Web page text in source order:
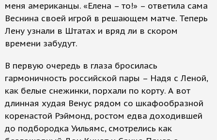
меня американцы. «Елена – то!» – ответила сама
Веснина своей игрой в решающем матче. Теперь
Лену узнали в Штатах и вряд ли в скором
времени забудут.
В первую очередь в глаза бросилась
гармоничность российской пары – Надя с Леной,
как белые снежинки, порхали по корту. А вот
длинная худая Венус рядом со шкафообразной
коренастой Рэймонд, ростом едва доходившей
до подбородка Уильямс, смотрелись как